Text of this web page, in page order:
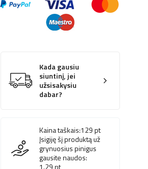
Kada gausiu
siuntinį, jei
užsisakysiu
dabar?
Kaina taškais:129pt
Įsigiję šį produktą už
grynuosius pinigus
gausite naudos:
1.29pt